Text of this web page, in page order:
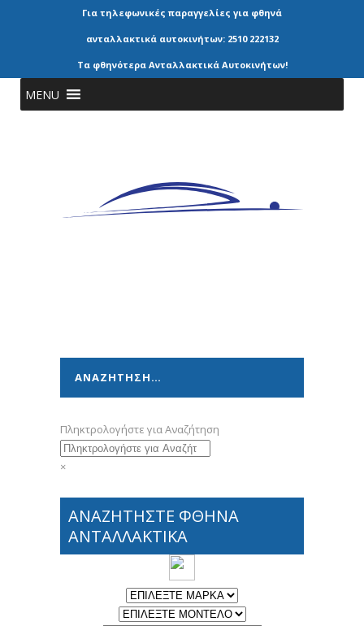
Για τηλεφωνικές παραγγελίες για φθηνά
ανταλλακτικά αυτοκινήτων: 2510 222132
Τα φθηνότερα Ανταλλακτικά Αυτοκινήτων!
MENU
ΑΝΑΖΗΤΗΣΗ…
Πληκτρολογήστε για Αναζήτηση
×
ΑΝΑΖΗΤΗΣΤΕ ΦΘΗΝΑ
ΑΝΤΑΛΛΑΚΤΙΚΑ